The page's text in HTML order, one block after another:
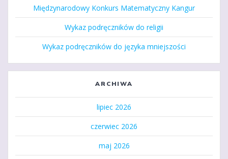
Międzynarodowy Konkurs Matematyczny Kangur
Wykaz podręczników do religii
Wykaz podręczników do języka mniejszości
ARCHIWA
lipiec 2026
czerwiec 2026
maj 2026